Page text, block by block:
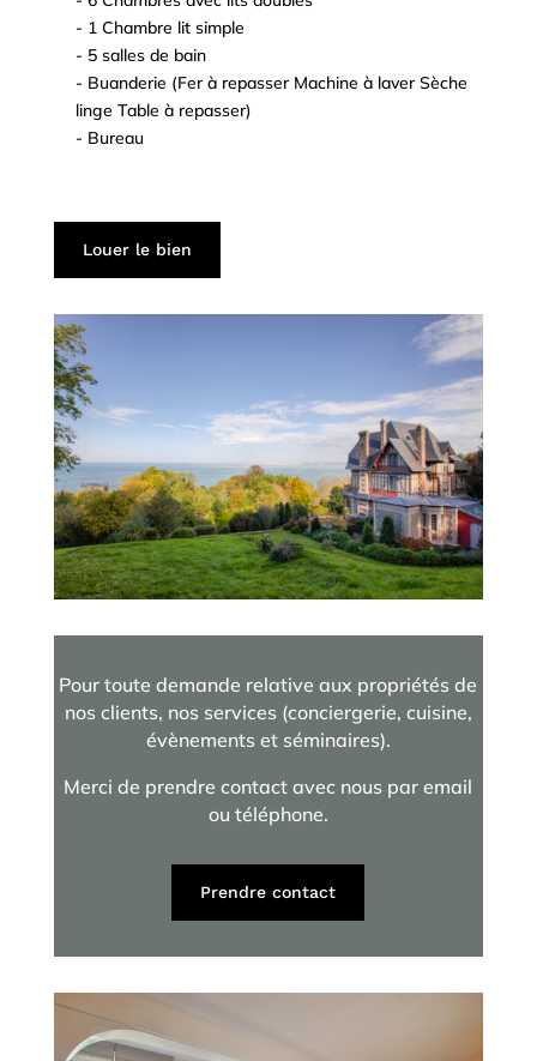
- 1 Chambre lit simple
- 5 salles de bain
- Buanderie (Fer à repasser Machine à laver Sèche
linge Table à repasser)
- Bureau
Louer le bien
Pour toute demande relative aux propriétés de
nos clients, nos services (conciergerie, cuisine,
évènements et séminaires).
Merci de prendre contact avec nous par email
ou téléphone.
Prendre contact